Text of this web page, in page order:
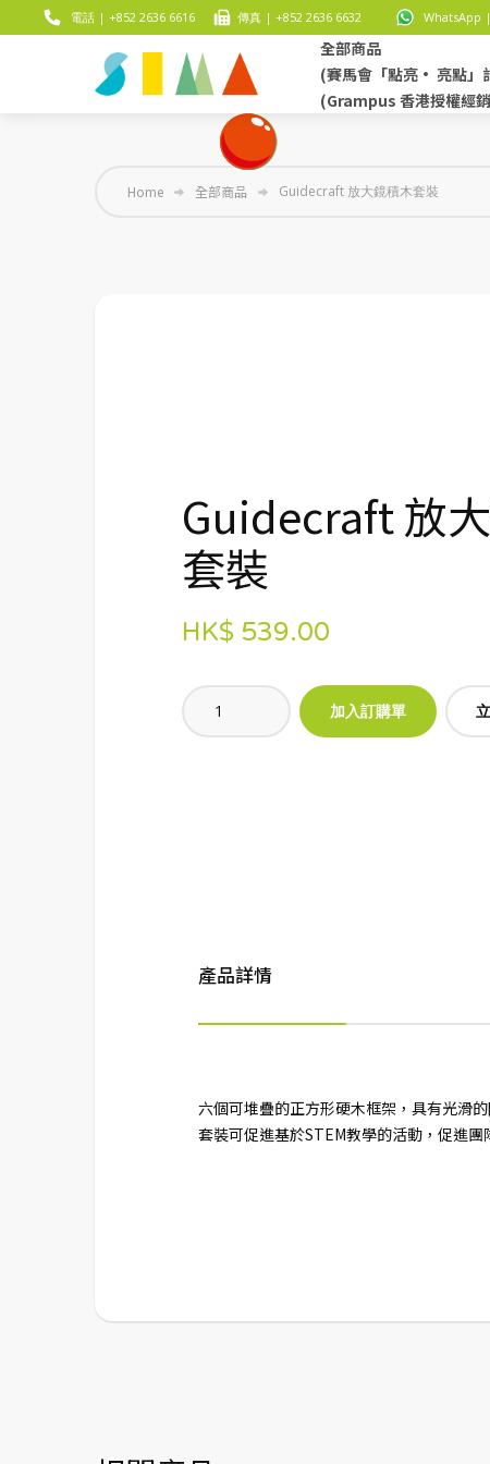
電話 | +852 2636 6616 傳真 | +852 2636 6632 WhatsApp
全部商品
(賽馬會「點亮• 亮點」
(Grampus 香港授權經
Home 全部商品 Guidecraft 放大鏡積木套裝
Guidecraft 放
套裝
HK$ 539.00
產品詳情
六個可堆疊的正方形硬木框架，具有光滑
套裝可促進基於STEM教學的活動，促進團